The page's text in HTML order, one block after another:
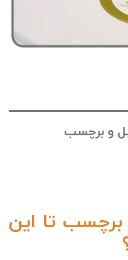
و برچسب
تا این